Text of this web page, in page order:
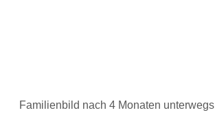
Familienbild nach 4 Monaten unterwegs